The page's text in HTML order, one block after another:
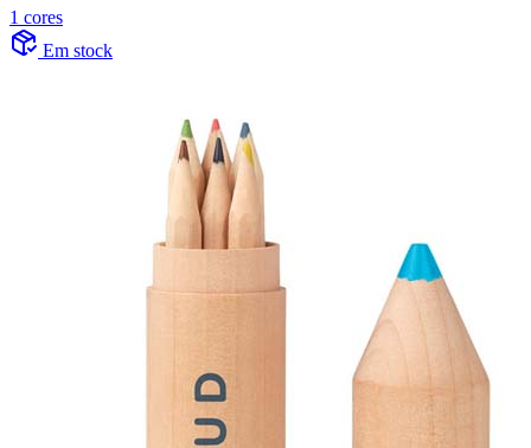
1 cores
Em stock